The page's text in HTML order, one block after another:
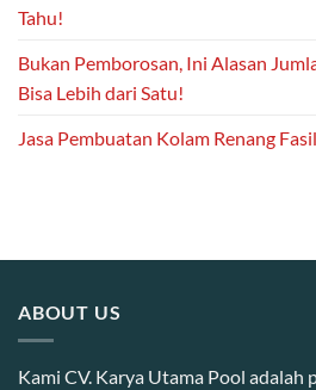
Tahu!
Bukan Pemborosan, Ini Alasan
Bisa Lebih dari Satu!
Jasa Pembuatan Kolam Renang
ABOUT US
Kami CV. Karya Utama Pool adalah